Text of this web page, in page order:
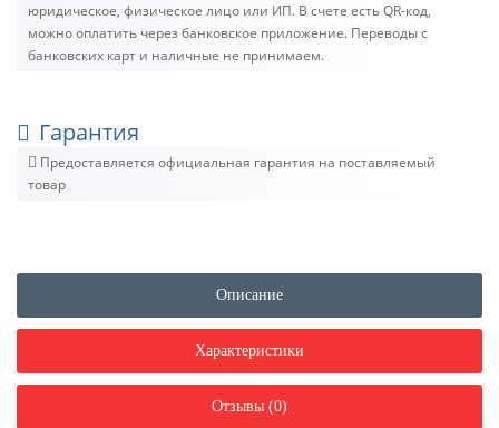
юридическое, физическое лицо или ИП. В счете есть QR-код,
можно оплатить через банковское приложение. Переводы с
банковских карт и наличные не принимаем.
Гарантия
Предоставляется официальная гарантия на поставляемый
товар
Описание
Характеристики
Отзывы (0)